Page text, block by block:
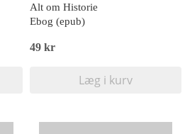
Alt om Historie
Ebog (epub)
49 kr
Læg i kurv